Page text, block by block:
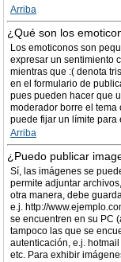
Arriba
¿Qué son los
Los emoticonos son
expresar un sentimiento
mientras que :( denota
en el formulario de
pues pueden hacer que
moderador borre el tema
puede fijar un límite para
Arriba
¿Puedo publicar
Sí, las imágenes se
permite adjuntar
otra manera, debe
e.j. http://
se encuentren en su PC
tampoco las que se
autenticación, e.j.
etc. Para exhibir